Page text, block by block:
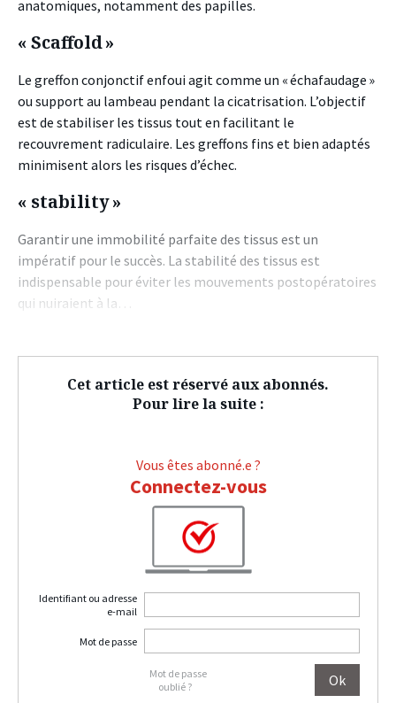
anatomiques, notamment des papilles.
« Scaffold »
Le greffon conjonctif enfoui agit comme un « échafaudage »
ou support au lambeau pendant la cicatrisation. L’objectif
est de stabiliser les tissus tout en facilitant le
recouvrement radiculaire. Les greffons fins et bien adaptés
minimisent alors les risques d’échec.
« stability »
Garantir une immobilité parfaite des tissus est un
impératif pour le succès. La stabilité des tissus est
indispensable pour éviter les mouvements postopératoires
qui nuiraient à la…
Cet article est réservé aux abonnés.
Pour lire la suite :
Vous êtes abonné.e ?
Connectez-vous
Identifiant ou adresse
e-mail
Mot de passe
Mot de passe
oublié ?